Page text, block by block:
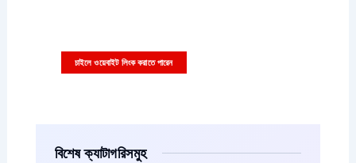
চাইলে ওয়েবাইট লিংক করাতে পারেন
বিশেষ ক্যাটাগরিসমুহ